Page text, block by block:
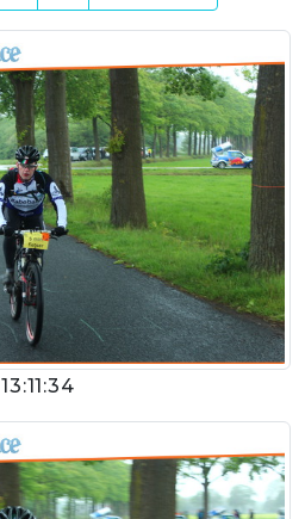
13:11:34